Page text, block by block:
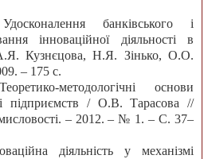
банківського і
інноваційної діяльності в
Кузнєцова, Н.Я. Зінько, О.О.
– 175 с.
методологічні основи
підприємств / О.В. Тарасова //
– 2012. – № 1. – С. 37–
діяльність у механізмі